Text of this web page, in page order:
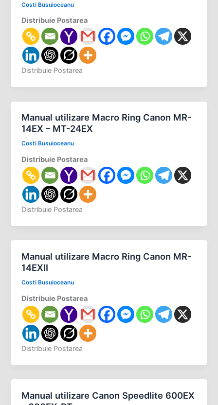
Costi Busuioceanu
Distribuie Postarea
Distribuie Postarea
Manual utilizare Macro Ring Canon MR-
14EX – MT-24EX
Costi Busuioceanu
Distribuie Postarea
Distribuie Postarea
Manual utilizare Macro Ring Canon MR-
14EXII
Costi Busuioceanu
Distribuie Postarea
Distribuie Postarea
Manual utilizare Canon Speedlite 600EX